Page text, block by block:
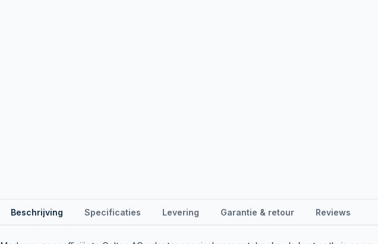
Beschrijving Specificaties Levering Garantie & retour Reviews